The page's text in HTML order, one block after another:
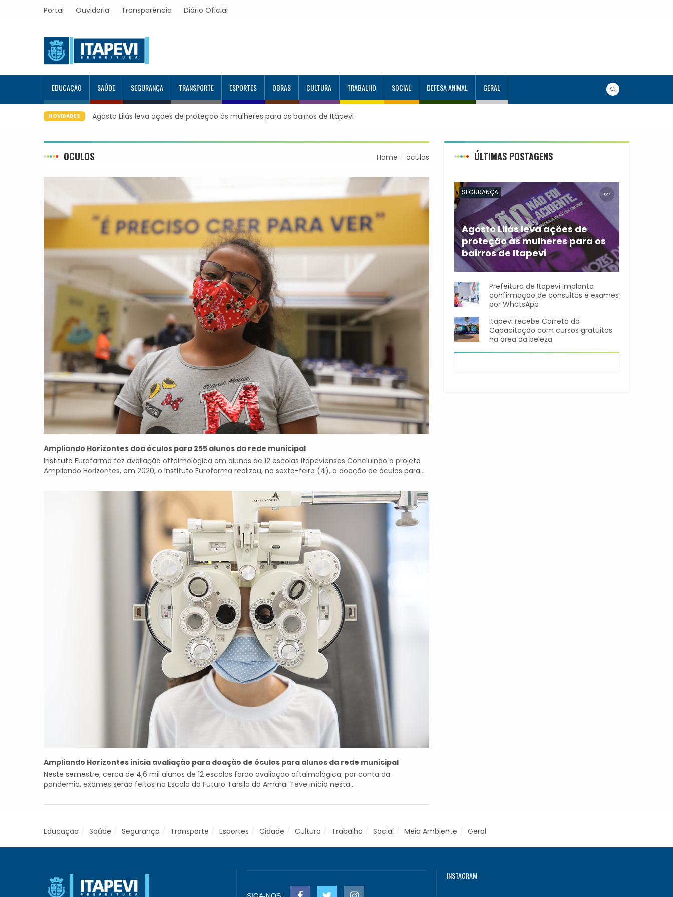
Portal Ouvidoria Transparência Diário Oficial
EDUCAÇÃO SAÚDE SEGURANÇA TRANSPORTE ESPORTES OBRAS CULTURA TRABALHO SOCIAL DEFESA ANIMAL GERAL
NOVIDADES Agosto Lilás leva ações de proteção às mulheres para os bairros de Itapevi
OCULOS Home oculos
Ampliando Horizontes doa óculos para 255 alunos da rede municipal
Instituto Eurofarma fez avaliação oftalmológica em alunos de 12 escolas itapevienses Concluindo o projeto
Ampliando Horizontes, em 2020, o Instituto Eurofarma realizou, na sexta-feira (4), a doação de óculos para...
Ampliando Horizontes inicia avaliação para doação de óculos para alunos da rede municipal
Neste semestre, cerca de 4,6 mil alunos de 12 escolas farão avaliação oftalmológica; por conta da
pandemia, exames serão feitos na Escola do Futuro Tarsila do Amaral Teve início nesta...
ÚLTIMAS POSTAGENS
SEGURANÇA
Agosto Lilás leva ações de
proteção às mulheres para os
bairros de Itapevi
Durante o mês de agosto,
Prefeitura de Itapevi implanta
confirmação de consultas e exames
por WhatsApp
Itapevi recebe Carreta da
Capacitação com cursos gratuitos
na área da beleza
Educação Saúde Segurança Transporte Esportes Cidade Cultura Trabalho Social Meio Ambiente Geral
INSTAGRAM